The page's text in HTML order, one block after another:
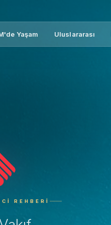
Yaşam Uluslararası
REHBERI